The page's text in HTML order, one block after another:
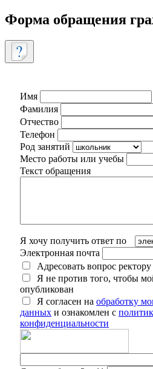
Форма обращения
Имя
Фамилия
Отчество
Телефон
Род занятий
Место работы или учебы
Текст обращения
Я хочу получить ответ по
Электронная почта
Адресовать вопрос ректору
Я не против того, чтобы
опубликован
Я согласен на обработку
данных и ознакомлен с
конфиденциальности